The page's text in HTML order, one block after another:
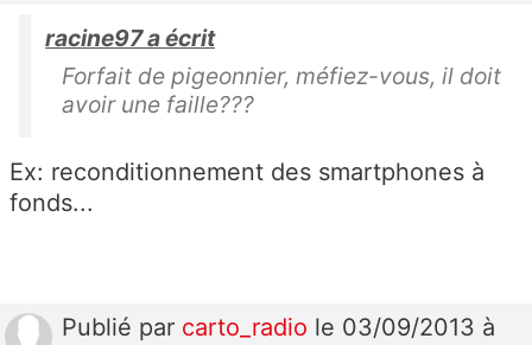
racine97 a écrit
Forfait de pigeonnier, méfiez-vous, il doit
avoir une faille???
Ex: reconditionnement des smartphones à
fonds...
Publié par carto_radio le 03/09/2013 à